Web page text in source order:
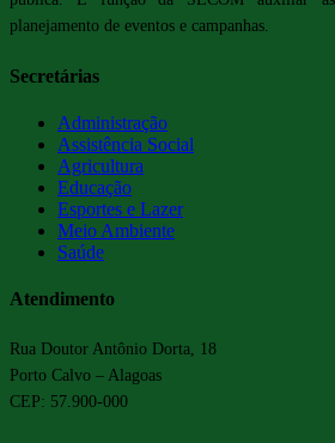
planejamento de eventos e campanhas.
Secretárias
Administração
Assistência Social
Agricultura
Educação
Esportes e Lazer
Meio Ambiente
Saúde
Atendimento
Rua Doutor Antônio Dorta, 18
Porto Calvo – Alagoas
CEP: 57.900-000